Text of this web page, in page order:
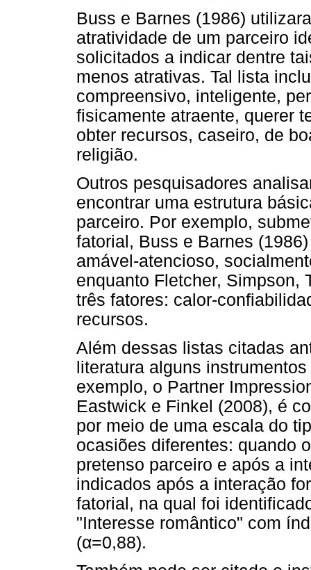
Buss e Barnes (1986)
atratividade de um parceiro
solicitados a indicar dentre
menos atrativas. Tal lista
compreensivo, inteligente,
fisicamente atraente, querer
obter recursos, caseiro, de
religião.
Outros pesquisadores
encontrar uma estrutura
parceiro. Por exemplo,
fatorial, Buss e Barnes
amável-atencioso,
enquanto Fletcher, Simpson,
três fatores: calor-
recursos.
Além dessas listas citadas
literatura alguns
exemplo, o Partner
Eastwick e Finkel (2008), é
por meio de uma escala do
ocasiões diferentes: quando
pretenso parceiro e após a
indicados após a interação
fatorial, na qual foi
"Interesse romântico" com
(α=0,88).